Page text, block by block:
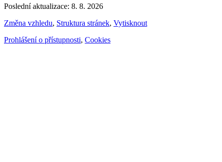
Poslední aktualizace: 8. 8. 2026
Změna vzhledu, Struktura stránek, Vytisknout
Prohlášení o přístupnosti, Cookies